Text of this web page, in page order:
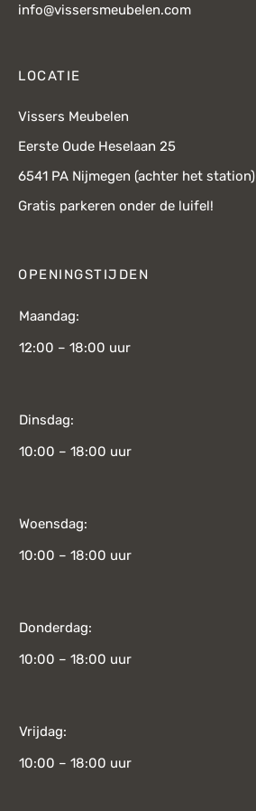
info@vissersmeubelen.com
LOCATIE
Vissers Meubelen
Eerste Oude Heselaan 25
6541 PA Nijmegen (achter het station)
Gratis parkeren onder de luifel!
OPENINGSTIJDEN
Maandag:
12:00 – 18:00 uur
Dinsdag:
10:00 – 18:00 uur
Woensdag:
10:00 – 18:00 uur
Donderdag:
10:00 – 18:00 uur
Vrijdag:
10:00 – 18:00 uur